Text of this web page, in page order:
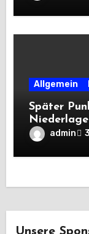
Allgemein
Später
admin